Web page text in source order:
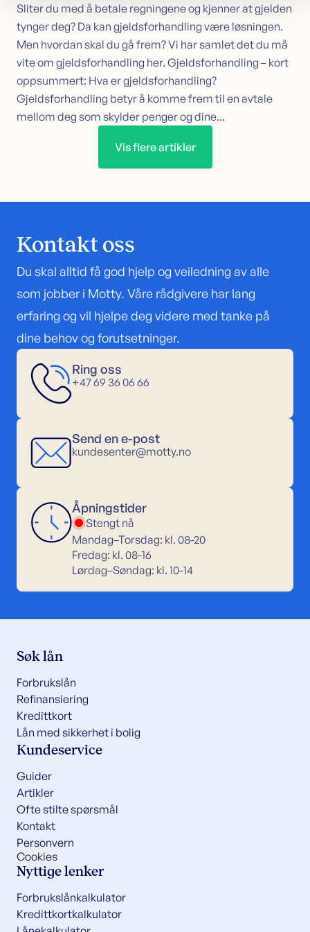
Sliter du med å betale regningene og kjenner at gjelden
tynger deg? Da kan gjeldsforhandling være løsningen.
Men hvordan skal du gå frem? Vi har samlet det du må
vite om gjeldsforhandling her. Gjeldsforhandling – kort
oppsummert: Hva er gjeldsforhandling?
Gjeldsforhandling betyr å komme frem til en avtale
mellom deg som skylder penger og dine...
Vis flere artikler
Kontakt oss
Du skal alltid få god hjelp og veiledning av alle
som jobber i Motty. Våre rådgivere har lang
erfaring og vil hjelpe deg videre med tanke på
dine behov og forutsetninger.
Ring oss
+47 69 36 06 66
Send en e-post
kundesenter@motty.no
Åpningstider
Stengt nå
Mandag–Torsdag: kl. 08-20
Fredag: kl. 08-16
Lørdag–Søndag: kl. 10-14
Søk lån
Forbrukslån
Refinansiering
Kredittkort
Lån med sikkerhet i bolig
Kundeservice
Guider
Artikler
Ofte stilte spørsmål
Kontakt
Personvern
Cookies
Nyttige lenker
Forbrukslånkalkulator
Kredittkortkalkulator